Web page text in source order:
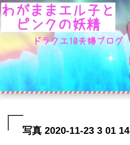
写真 2020-11-23 3 01 14